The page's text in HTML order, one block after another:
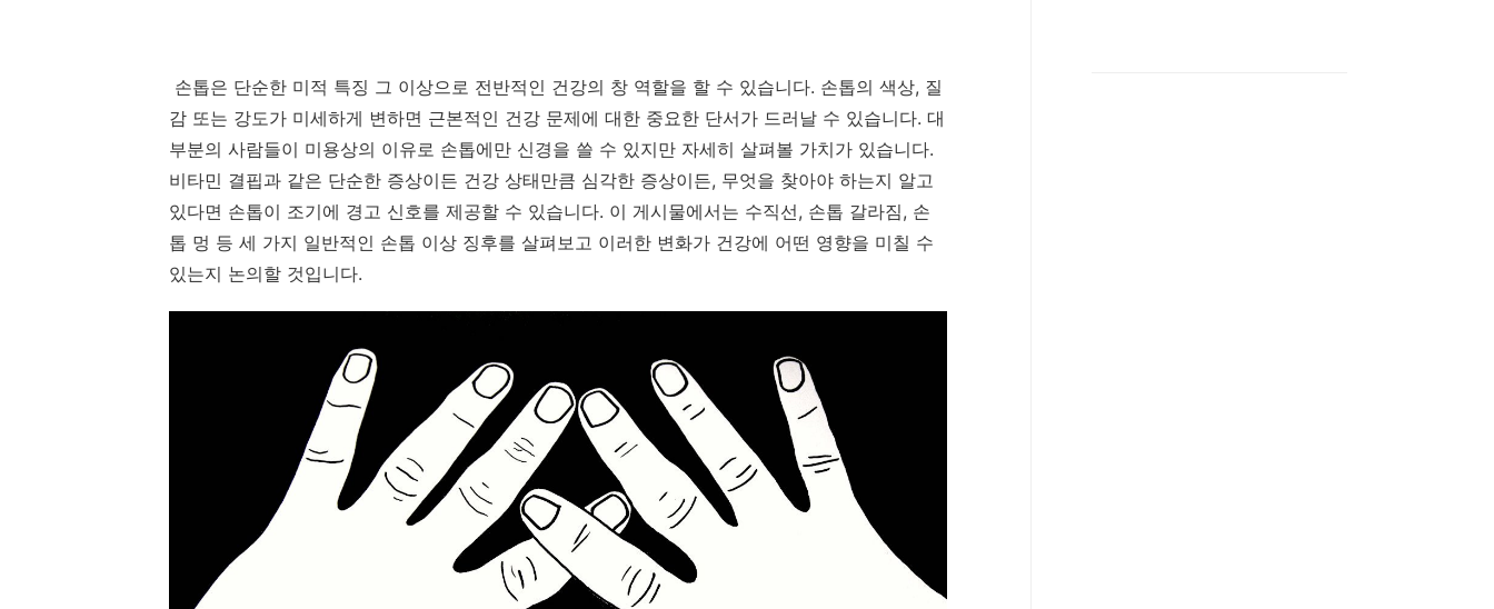
손톱은 단순한 미적 특징 그 이상으로 전반적인 건강의 창 역할을 할 수 있습니다. 손톱의 색상, 질
감 또는 강도가 미세하게 변하면 근본적인 건강 문제에 대한 중요한 단서가 드러날 수 있습니다. 대
부분의 사람들이 미용상의 이유로 손톱에만 신경을 쓸 수 있지만 자세히 살펴볼 가치가 있습니다.
비타민 결핍과 같은 단순한 증상이든 건강 상태만큼 심각한 증상이든, 무엇을 찾아야 하는지 알고
있다면 손톱이 조기에 경고 신호를 제공할 수 있습니다. 이 게시물에서는 수직선, 손톱 갈라짐, 손
톱 멍 등 세 가지 일반적인 손톱 이상 징후를 살펴보고 이러한 변화가 건강에 어떤 영향을 미칠 수
있는지 논의할 것입니다.